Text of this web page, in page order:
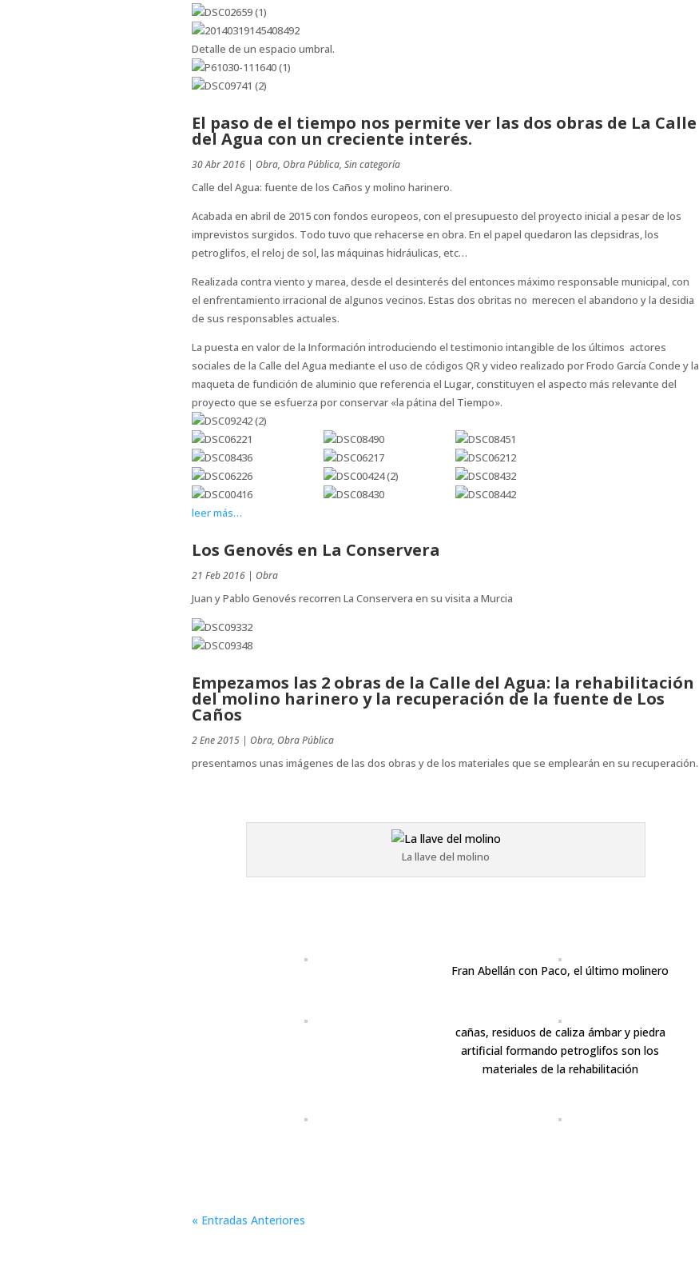
Detalle de un espacio umbral.
El paso de el tiempo nos permite ver las dos obras de La Calle
del Agua con un creciente interés.
30 Abr 2016 | Obra, Obra Pública, Sin categoría
Calle del Agua: fuente de los Caños y molino harinero.
Acabada en abril de 2015 con fondos europeos, con el presupuesto del proyecto inicial a pesar de los
imprevistos surgidos. Todo tuvo que rehacerse en obra. En el papel quedaron las clepsidras, los
petroglifos, el reloj de sol, las máquinas hidráulicas, etc…
Realizada contra viento y marea, desde el desinterés del entonces máximo responsable municipal, con
el enfrentamiento irracional de algunos vecinos. Estas dos obritas no merecen el abandono y la desidia
de sus responsables actuales.
La puesta en valor de la Información introduciendo el testimonio intangible de los últimos actores
sociales de la Calle del Agua mediante el uso de códigos QR y video realizado por Frodo García Conde y la
maqueta de fundición de aluminio que referencia el Lugar, constituyen el aspecto más relevante del
proyecto que se esfuerza por conservar «la pátina del Tiempo».
leer más…
Los Genovés en La Conservera
21 Feb 2016 | Obra
Juan y Pablo Genovés recorren La Conservera en su visita a Murcia
Empezamos las 2 obras de la Calle del Agua: la rehabilitación
del molino harinero y la recuperación de la fuente de Los
Caños
2 Ene 2015 | Obra, Obra Pública
presentamos unas imágenes de las dos obras y de los materiales que se emplearán en su recuperación.
La llave del molino
Fran Abellán con Paco, el último molinero
cañas, residuos de caliza ámbar y piedra
artificial formando petroglifos son los
materiales de la rehabilitación
« Entradas Anteriores